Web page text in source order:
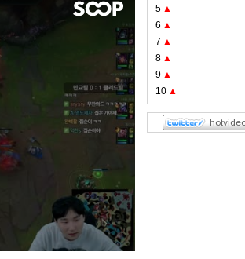
5 ▲
6 ▲
7 ▲
8 ▲
9 ▲
10 ▲